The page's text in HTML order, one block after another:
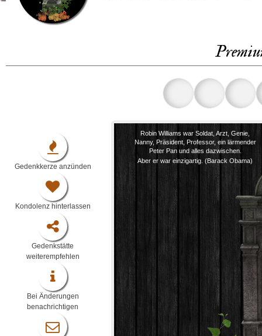
Gedenkkerze anzünden
Kondolenz hinterlassen
Gedenkstätte
weiterempfehlen
Bei Änderungen
benachrichtigen
Robin Williams war Soldat, Arzt, Genie,
Nanny, Präsident, Professor, ein lärmender
Peter Pan und alles dazwischen.
Aber er war einzigartig. (Barack Obama)